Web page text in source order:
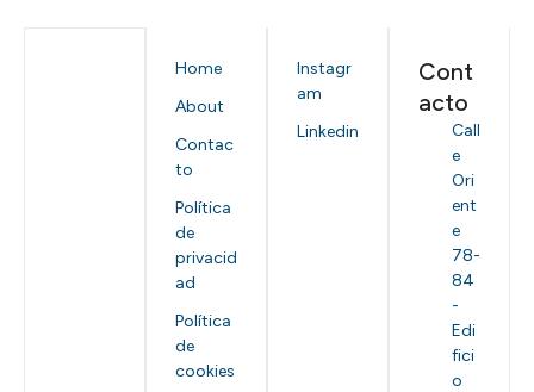
Home
About
Contac
to
Política
de
privacid
ad
Política
de
cookies
Instagr
am
Linkedin
Cont
acto
Call
e
Ori
ent
e
78-
84
-
Edi
fici
o